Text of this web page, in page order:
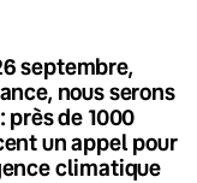
septembre,
nous serons
près de 1000
un appel pour
climatique